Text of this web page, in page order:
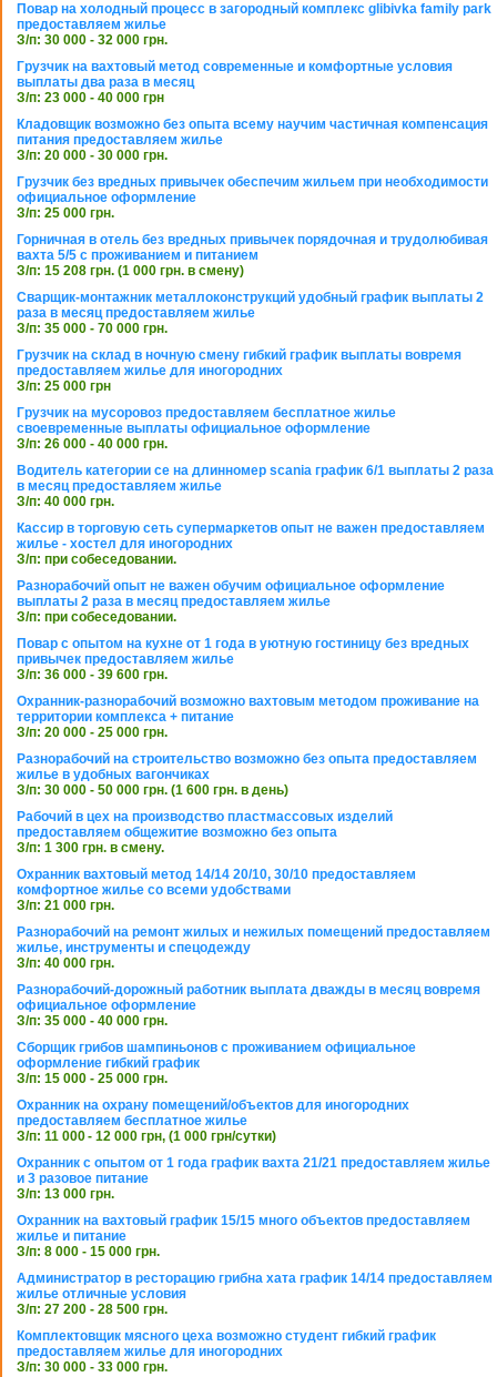
Повар на холодный процесс в загородный комплекс glibivka family park
предоставляем жилье
З/п: 30 000 - 32 000 грн.
Грузчик на вахтовый метод современные и комфортные условия
выплаты два раза в месяц
З/п: 23 000 - 40 000 грн
Кладовщик возможно без опыта всему научим частичная компенсация
питания предоставляем жилье
З/п: 20 000 - 30 000 грн.
Грузчик без вредных привычек обеспечим жильем при необходимости
официальное оформление
З/п: 25 000 грн.
Горничная в отель без вредных привычек порядочная и трудолюбивая
вахта 5/5 с проживанием и питанием
З/п: 15 208 грн. (1 000 грн. в смену)
Сварщик-монтажник металлоконструкций удобный график выплаты 2
раза в месяц предоставляем жилье
З/п: 35 000 - 70 000 грн.
Грузчик на склад в ночную смену гибкий график выплаты вовремя
предоставляем жилье для иногородних
З/п: 25 000 грн
Грузчик на мусоровоз предоставляем бесплатное жилье
своевременные выплаты официальное оформление
З/п: 26 000 - 40 000 грн.
Водитель категории се на длинномер scania график 6/1 выплаты 2 раза
в месяц предоставляем жилье
З/п: 40 000 грн.
Кассир в торговую сеть супермаркетов опыт не важен предоставляем
жилье - хостел для иногородних
З/п: при собеседовании.
Разнорабочий опыт не важен обучим официальное оформление
выплаты 2 раза в месяц предоставляем жилье
З/п: при собеседовании.
Повар с опытом на кухне от 1 года в уютную гостиницу без вредных
привычек предоставляем жилье
З/п: 36 000 - 39 600 грн.
Охранник-разнорабочий возможно вахтовым методом проживание на
территории комплекса + питание
З/п: 20 000 - 25 000 грн.
Разнорабочий на строительство возможно без опыта предоставляем
жилье в удобных вагончиках
З/п: 30 000 - 50 000 грн. (1 600 грн. в день)
Рабочий в цех на производство пластмассовых изделий
предоставляем общежитие возможно без опыта
З/п: 1 300 грн. в смену.
Охранник вахтовый метод 14/14 20/10, 30/10 предоставляем
комфортное жилье со всеми удобствами
З/п: 21 000 грн.
Разнорабочий на ремонт жилых и нежилых помещений предоставляем
жилье, инструменты и спецодежду
З/п: 40 000 грн.
Разнорабочий-дорожный работник выплата дважды в месяц вовремя
официальное оформление
З/п: 35 000 - 40 000 грн.
Сборщик грибов шампиньонов с проживанием официальное
оформление гибкий график
З/п: 15 000 - 25 000 грн.
Охранник на охрану помещений/объектов для иногородних
предоставляем бесплатное жилье
З/п: 11 000 - 12 000 грн, (1 000 грн/сутки)
Охранник с опытом от 1 года график вахта 21/21 предоставляем жилье
и 3 разовое питание
З/п: 13 000 грн.
Охранник на вахтовый график 15/15 много объектов предоставляем
жилье и питание
З/п: 8 000 - 15 000 грн.
Администратор в ресторацию грибна хата график 14/14 предоставляем
жилье отличные условия
З/п: 27 200 - 28 500 грн.
Комплектовщик мясного цеха возможно студент гибкий график
предоставляем жилье для иногородних
З/п: 30 000 - 33 000 грн.